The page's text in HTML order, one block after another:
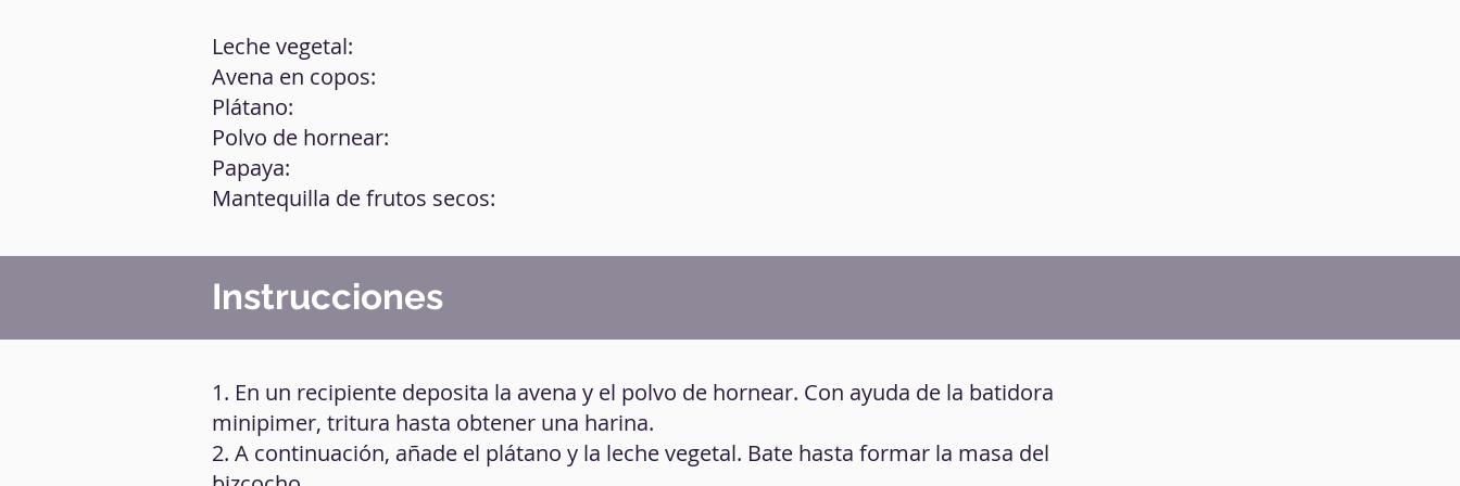
Leche vegetal:
Avena en copos:
Plátano:
Polvo de hornear:
Papaya:
Mantequilla de frutos secos:
Instrucciones
1. En un recipiente deposita la avena y el polvo de hornear. Con ayuda de la batidora
minipimer, tritura hasta obtener una harina.
2. A continuación, añade el plátano y la leche vegetal. Bate hasta formar la masa del